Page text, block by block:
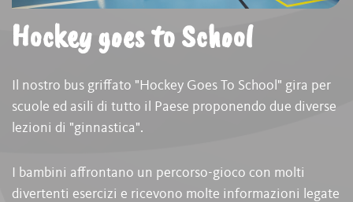
Hockey goes to School
Il nostro bus griffato "Hockey Goes To School" gira per
scuole ed asili di tutto il Paese proponendo due diverse
lezioni di "ginnastica".
I bambini affrontano un percorso-gioco con molti
divertenti esercizi e ricevono molte informazioni legate